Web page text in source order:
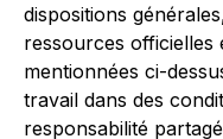
dispositions
ressources officielles
mentionnées ci-
travail dans des
responsabilité